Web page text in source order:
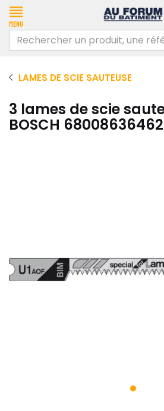
Menu
LAMES DE SCIE SAUTEUSE
3 lames de scie
BOSCH 68008636462